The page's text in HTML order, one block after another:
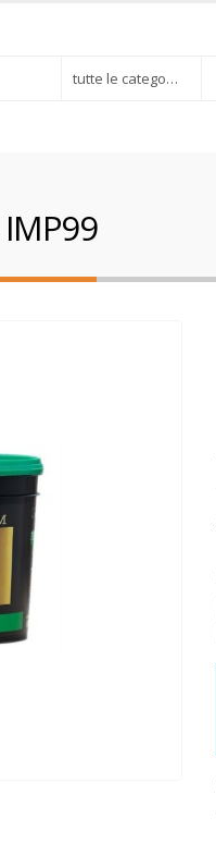
tutte le categorie